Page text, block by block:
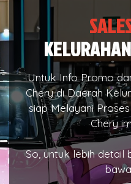
Untuk Info Promo
Chery di Daerah
siap Melayani
Chery
So, untuk lebih detail